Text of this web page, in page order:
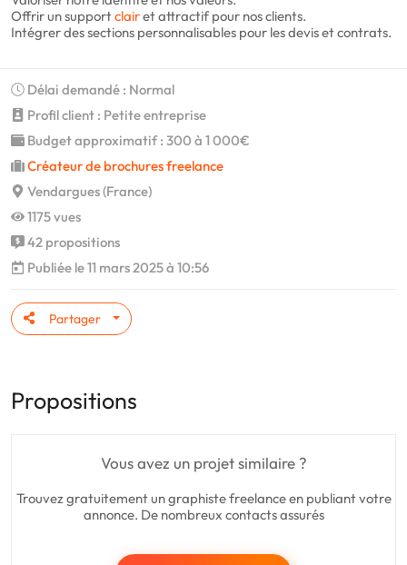
Offrir un supportclairet attractif pour nos clients.
Intégrer des sections personnalisables pour les devis et contrats.
Délai demandé : Normal
Profil client : Petite entreprise
Budget approximatif : 300 à 1 000€
Créateur de brochures freelance
Vendargues (France)
1175 vues
42 propositions
Publiée le 11 mars 2025 à 10:56
Partager
Propositions
Vous avez un projet similaire ?
Trouvez gratuitement un graphiste freelance en publiant votre
annonce. De nombreux contacts assurés